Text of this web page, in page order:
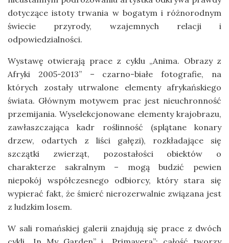
dotyczące istoty trwania w bogatym i różnorodnym
świecie przyrody, wzajemnych relacji i
odpowiedzialności.
Wystawę otwierają prace z cyklu „Anima. Obrazy z
Afryki 2005-2013” – czarno-białe fotografie, na
których zostały utrwalone elementy afrykańskiego
świata. Głównym motywem prac jest nieuchronność
przemijania. Wyselekcjonowane elementy krajobrazu,
zawłaszczająca kadr roślinność (splątane konary
drzew, odartych z liści gałęzi), rozkładające się
szczątki zwierząt, pozostałości obiektów o
charakterze sakralnym – mogą budzić pewien
niepokój współczesnego odbiorcy, który stara się
wypierać fakt, że śmierć nierozerwalnie związana jest
z ludzkim losem.
W sali romańskiej galerii znajdują się prace z dwóch